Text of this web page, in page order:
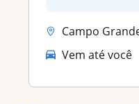
Campo
Vem até você